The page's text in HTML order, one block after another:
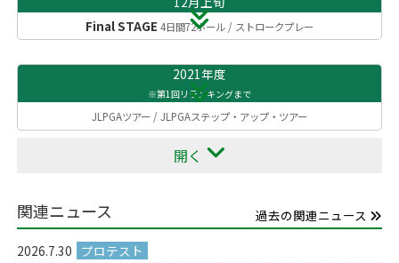
Final STAGE 4日間72ホール ストロークプレー
2021年度
※第1回リランキングまで
JLPGAツアー JLPGAステップ・アップ・ツアー
開く
関連ニュース
過去の関連ニュース
2026.7.30